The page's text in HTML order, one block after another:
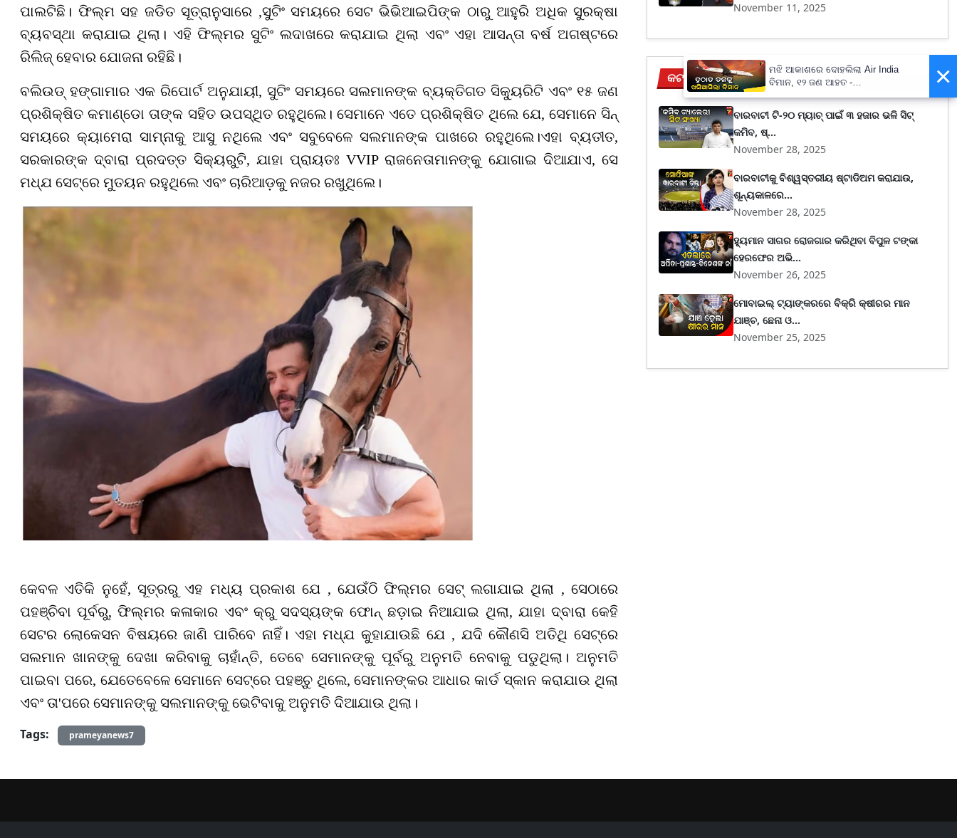
ପାଲଟିଛି। ଫିଲ୍ମ ସହ ଜଡିତ ସୂତ୍ରାନୁସାରେ ,ସୁଟିଂ ସମୟରେ ସେଟ ଭିଭିଆଇପିଙ୍କ ଠାରୁ ଆହୁରି ଅଧିକ ସୁରକ୍ଷା
ବ୍ୟବସ୍ଥା କରାଯାଇ ଥିଲା। ଏହି ଫିଲ୍ମର ସୁଟିଂ ଲଦାଖରେ କରାଯାଇ ଥିଲା ଏବଂ ଏହା ଆସନ୍ତା ବର୍ଷ ଅଗଷ୍ଟରେ
ରିଲିଜ୍ ହେବାର ଯୋଜନା ରହିଛି।
ବଲିଉଡ୍ ହଙ୍ଗାମାର ଏକ ରିପୋର୍ଟ ଅନୁଯାୟୀ, ସୁଟିଂ ସମୟରେ ସଲମାନଙ୍କ ବ୍ୟକ୍ତିଗତ ସିକ୍ୟୁରିଟି ଏବଂ ୧୫ ଜଣ
ପ୍ରଶିକ୍ଷିତ କମାଣ୍ଡୋ ତାଙ୍କ ସହିତ ଉପସ୍ଥିତ ରହୁଥିଲେ। ସେମାନେ ଏତେ ପ୍ରଶିକ୍ଷିତ ଥିଲେ ଯେ, ସେମାନେ ସିନ୍
ସମୟରେ କ୍ୟାମେରା ସାମ୍ନାକୁ ଆସୁ ନଥିଲେ ଏବଂ ସବୁବେଳେ ସଲମାନଙ୍କ ପାଖରେ ରହୁଥିଲେ।ଏହା ବ୍ୟତୀତ,
ସରକାରଙ୍କ ଦ୍ବାରା ପ୍ରଦତ୍ତ ସିକ୍ୟରୁଟି, ଯାହା ପ୍ରାୟତଃVVIPରାଜନେତାମାନଙ୍କୁ ଯୋଗାଇ ଦିଆଯାଏ,ସେ
ମଧ୍ଯ ସେଟ୍‌ରେ ମୁତୟନ ରହୁଥିଲେ ଏବଂ ଚାରିଆଡ଼କୁ ନଜର ରଖୁଥିଲେ।
କେବଳ ଏତିକି ନୁହେଁ,ସୂତ୍ରରୁ ଏହ ମଧ୍ୟ ପ୍ରକାଶ ଯେ ,ଯେଉଁଠି ଫିଲ୍ମର ସେଟ୍ ଲଗାଯାଇ ଥିଲା ,ସେଠାରେ
ପହଞ୍ଚିବା ପୂର୍ବରୁ,ଫିଲ୍ମର କଳାକାର ଏବଂ କ୍ରୁ ସଦସ୍ୟଙ୍କ ଫୋନ୍ ଛଡ଼ାଇ ନିଆଯାଇ ଥିଲା, ଯାହା ଦ୍ବାରା କେହି
ସେଟର ଲୋକେସନ ବିଷୟରେ ଜାଣି ପାରିବେ ନାହିଁ। ଏହା ମଧ୍ଯ କୁହାଯାଉଛି ଯେ , ଯଦି କୌଣସି ଅତିଥି ସେଟ୍‌ରେ
ସଲମାନ ଖାନଙ୍କୁ ଦେଖା କରିବାକୁ ଚାହାଁନ୍ତି, ତେବେ ସେମାନଙ୍କୁ ପୂର୍ବରୁ ଅନୁମତି ନେବାକୁ ପଡୁଥିଲା। ଅନୁମତି
ପାଇବା ପରେ, ଯେତେବେଳେ ସେମାନେ ସେଟ୍‌ରେ ପହଞ୍ଚୁ ଥିଲେ,ସେମାନଙ୍କର ଆଧାର କାର୍ଡ ସ୍କାନ କରାଯାଉ ଥିଲା
ଏବଂ ତା'ପରେ ସେମାନଙ୍କୁ ସଲମାନଙ୍କୁ ଭେଟିବାକୁ ଅନୁମତି ଦିଆଯାଉ ଥିଲା।
Tags:
prameyanews7
November 11, 2025
କଟକ
ବାରବାଟୀ ଟି-୨୦ ମ୍ୟାଚ୍ ପାଇଁ ୩ ହଜାର ଭଳି ସିଟ୍
କମିବ, ଷ୍...
November 28, 2025
ବାରବାଟୀକୁ ବିଶ୍ୱସ୍ତରୀୟ ଷ୍ଟାଡିଅମ କରାଯାଉ,
ଶୂନ୍ୟକାଳରେ...
November 28, 2025
ହ୍ୟୁମାନ ସାଗର ରୋଜଗାର କରିଥିବା ବିପୁଳ ଟଙ୍କା
ହେରଫେର ଅଭି...
November 26, 2025
ମୋବାଇଲ୍ ଟ୍ୟାଙ୍କରରେ ବିକ୍ରି କ୍ଷୀରର ମାନ
ଯାଞ୍ଚ, ଛେନା ଓ...
November 25, 2025
×
ମଝି ଆକାଶରେ ଦୋହଲିଲା Air India
ବିମାନ, ୧୨ ଜଣ ଆହତ -